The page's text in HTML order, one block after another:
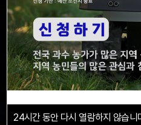
24시간 동안 다시 열람하지 않습니